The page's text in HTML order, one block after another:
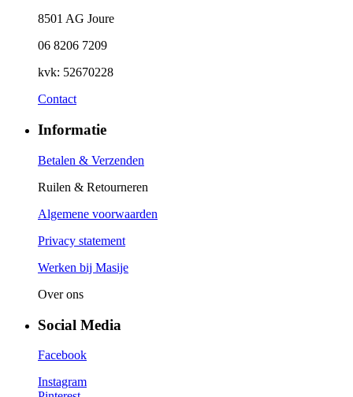
8501 AG Joure
06 8206 7209
kvk: 52670228
Contact
Informatie
Betalen & Verzenden
Ruilen & Retourneren
Algemene voorwaarden
Privacy statement
Werken bij Masije
Over ons
Social Media
Facebook
Instagram